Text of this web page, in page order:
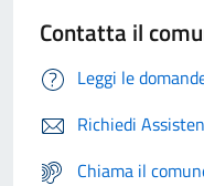
Contatta il
Leggi le
Richiedi
Chiama il